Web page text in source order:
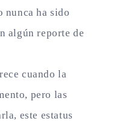
nunca ha sido
algún reporte de
cuando la
pero las
este estatus